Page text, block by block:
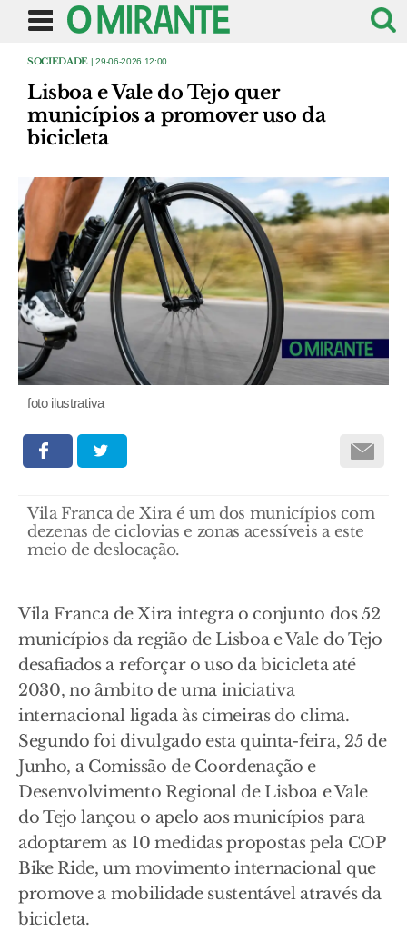
SOCIEDADE | 29-06-2026 12:00
Lisboa e Vale do Tejo quer
municípios a promover uso da
bicicleta
foto ilustrativa
Vila Franca de Xira é um dos municípios com
dezenas de ciclovias e zonas acessíveis a este
meio de deslocação.
Vila Franca de Xira integra o conjunto dos 52
municípios da região de Lisboa e Vale do Tejo
desafiados a reforçar o uso da bicicleta até
2030, no âmbito de uma iniciativa
internacional ligada às cimeiras do clima.
Segundo foi divulgado esta quinta-feira, 25 de
Junho, a Comissão de Coordenação e
Desenvolvimento Regional de Lisboa e Vale
do Tejo lançou o apelo aos municípios para
adoptarem as 10 medidas propostas pela COP
Bike Ride, um movimento internacional que
promove a mobilidade sustentável através da
bicicleta.